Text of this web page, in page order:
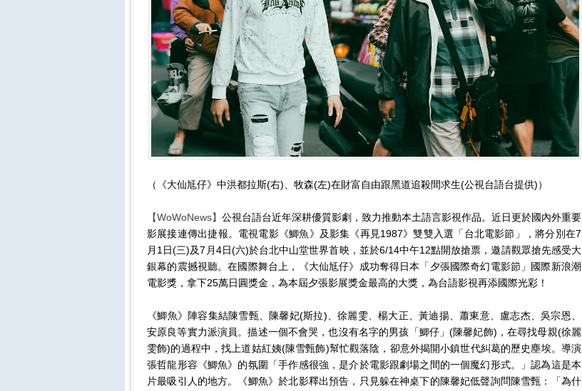
（《大仙尪仔》中洪都拉斯(右)、牧森(左)在財富自由跟黑道追殺間求生(公視台語台提供)）
【WoWoNews】 公視台語台近年深耕優質影劇，致力推動本土語言影視作品。近日更於國內外重要
影展接連傳出捷報。電視電影《鯽魚》及影集《再見1987》雙雙入選「台北電影節」，將分別在7
月1日(三)及7月4日(六)於台北中山堂世界首映，並於6/14中午12點開放搶票，邀請觀眾搶先感受大
銀幕的震撼視聽。在國際舞台上，《大仙尪仔》成功奪得日本「夕張國際奇幻電影節」國際新浪潮
電影獎，拿下25萬日圓獎金，為本屆夕張影展獎金最高的大獎，為台語影視再添國際光彩！
《鯽魚》陣容集結陳雪甄、陳馨妃(斯拉)、徐麗雯、楊大正、黃迪揚、蕭東意、盧志杰、吳宗恩、
安原良等實力派演員。描述一個不會哭，也沒有名字的男孩「鯽仔」(陳馨妃飾)，在尋找母親(徐麗
雯飾)的過程中，找上道姑紅姨(陳雪甄飾)幫忙觀落陰，卻意外揭開小鎮世代糾葛的歷史塵埃。導演
張哲龍形容《鯽魚》的氛圍「手作感很強，是介於電影跟劇場之間的一個魔幻形式。」認為這是本
片最吸引人的地方。《鯽魚》於北影釋出預告，只見躲在神桌下的陳馨妃低聲詢問陳雪甄：「為什